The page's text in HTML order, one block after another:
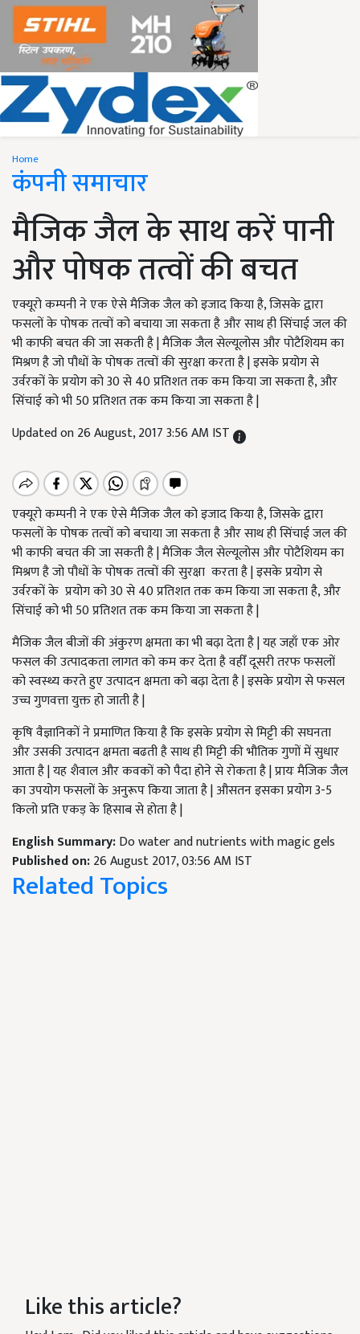
Home
कंपनी समाचार
मैजिक जैल के साथ करें पानी
और पोषक तत्वों की बचत
एक्यूरो कम्पनी ने एक ऐसे मैजिक जैल को इजाद किया है, जिसके द्वारा
फसलों के पोषक तत्वों को बचाया जा सकता है और साथ ही सिंचाई जल की
भी काफी बचत की जा सकती है | मैजिक जैल सेल्यूलोस और पोटैशियम का
मिश्रण है जो पौधों के पोषक तत्वों की सुरक्षा करता है | इसके प्रयोग से
उर्वरकों के प्रयोग को 30 से 40 प्रतिशत तक कम किया जा सकता है, और
सिंचाई को भी 50 प्रतिशत तक कम किया जा सकता है |
Updated on 26 August, 2017 3:56 AM IST
एक्यूरो कम्पनी ने एक ऐसे मैजिक जैल को इजाद किया है, जिसके द्वारा
फसलों के पोषक तत्वों को बचाया जा सकता है और साथ ही सिंचाई जल की
भी काफी बचत की जा सकती है | मैजिक जैल सेल्यूलोस और पोटैशियम का
मिश्रण है जो पौधों के पोषक तत्वों की सुरक्षा करता है | इसके प्रयोग से
उर्वरकों के प्रयोग को 30 से 40 प्रतिशत तक कम किया जा सकता है, और
सिंचाई को भी 50 प्रतिशत तक कम किया जा सकता है |
मैजिक जैल बीजों की अंकुरण क्षमता का भी बढ़ा देता है | यह जहाँ एक ओर
फसल की उत्पादकता लागत को कम कर देता है वहीँ दूसरी तरफ फसलों
को स्वस्थ्य करते हुए उत्पादन क्षमता को बढ़ा देता है | इसके प्रयोग से फसल
उच्च गुणवत्ता युक्त हो जाती है |
कृषि वैज्ञानिकों ने प्रमाणित किया है कि इसके प्रयोग से मिट्टी की सघनता
और उसकी उत्पादन क्षमता बढती है साथ ही मिट्टी की भौतिक गुणों में सुधार
आता है | यह शैवाल और कवकों को पैदा होने से रोकता है | प्रायः मैजिक जैल
का उपयोग फसलों के अनुरूप किया जाता है | औसतन इसका प्रयोग 3-5
किलो प्रति एकड़ के हिसाब से होता है |
English Summary:Do water and nutrients with magic gels
Published on:26 August 2017, 03:56 AM IST
Related Topics
Like this article?